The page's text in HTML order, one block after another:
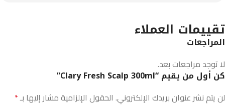
تقييمات العملاء
المراجعات
لا توجد مراجعات بعد.
كن أول من يقيم “Clary Fresh Scalp 300ml”
لن يتم نشر عنوان بريدك الإلكتروني. الحقول الإلزامية مشار إليها بـ*